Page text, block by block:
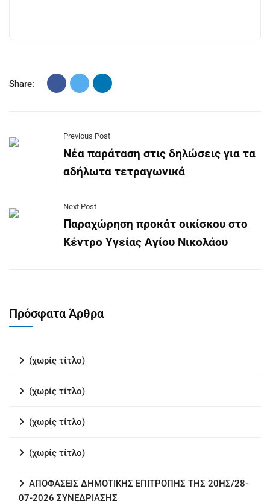
Share:
Previous Post
Νέα παράταση στις δηλώσεις για τα
αδήλωτα τετραγωνικά
Next Post
Παραχώρηση προκάτ οικίσκου στο
Κέντρο Υγείας Αγίου Νικολάου
Πρόσφατα Άρθρα
(χωρίς τίτλο)
(χωρίς τίτλο)
(χωρίς τίτλο)
(χωρίς τίτλο)
ΑΠΟΦΑΣΕΙΣ ΔΗΜΟΤΙΚΗΣ ΕΠΙΤΡΟΠΗΣ ΤΗΣ 20ΗΣ/28-
07-2026 ΣΥΝΕΔΡΙΑΣΗΣ